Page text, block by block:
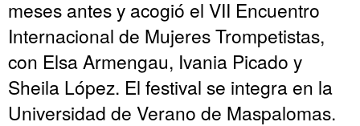
meses antes y acogió el VII Encuentro
Internacional de Mujeres Trompetistas,
con Elsa Armengau, Ivania Picado y
Sheila López. El festival se integra en la
Universidad de Verano de Maspalomas.